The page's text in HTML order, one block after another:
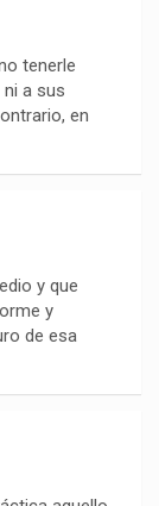
tenerle
a sus
en
y que
y
de esa